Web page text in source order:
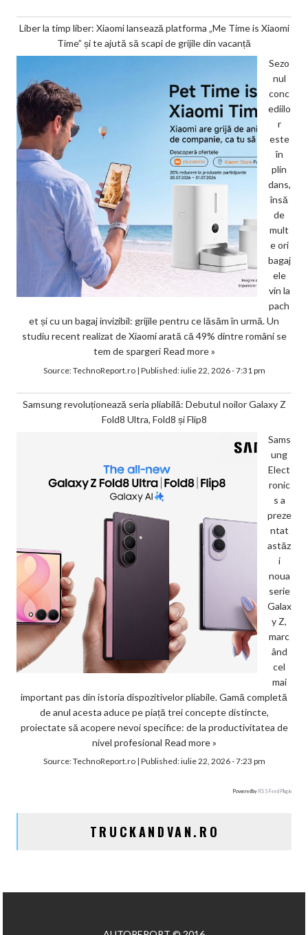
Liber la timp liber: Xiaomi lansează platforma „Me Time is Xiaomi
Time” și te ajută să scapi de grijile din vacanță
Sezo
nul
conc
ediilo
r
este
în
plin
dans,
însă
de
mult
e ori
bagaj
ele
vin la
pach
et și cu un bagaj invizibil: grijile pentru ce lăsăm în urmă. Un
studiu recent realizat de Xiaomi arată că 49% dintre români se
tem de spargeri Read more »
Source:TechnoReport.ro| Published:iulie 22, 2026 - 7:31 pm
Samsung revoluționează seria pliabilă: Debutul noilor Galaxy Z
Fold8 Ultra, Fold8 și Flip8
Sams
ung
Elect
ronic
s a
preze
ntat
astăz
i
noua
serie
Galax
y Z,
marc
ând
cel
mai
important pas din istoria dispozitivelor pliabile. Gamă completă
de anul acesta aduce pe piață trei concepte distincte,
proiectate să acopere nevoi specifice: de la productivitatea de
nivel profesional Read more »
Source:TechnoReport.ro| Published:iulie 22, 2026 - 7:23 pm
Powered by RSS Feed Plugin
TRUCKANDVAN.RO